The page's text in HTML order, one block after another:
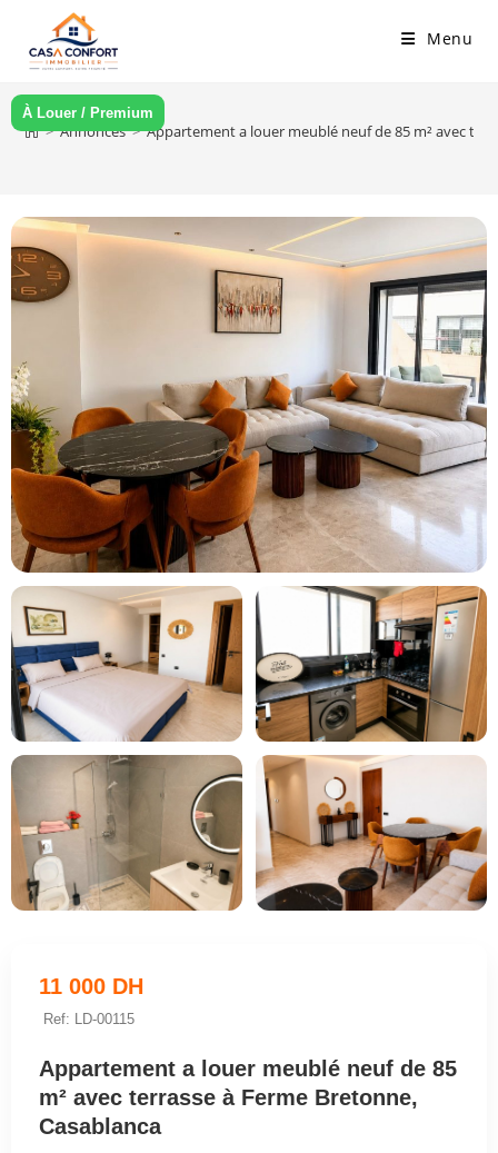
content
Menu
> Annonces > Appartement a louer meublé neuf de 85 m² avec
À Louer / Premium
11 000 DH
Ref: LD-00115
Appartement a louer meublé neuf de 85
m² avec terrasse à Ferme Bretonne,
Casablanca